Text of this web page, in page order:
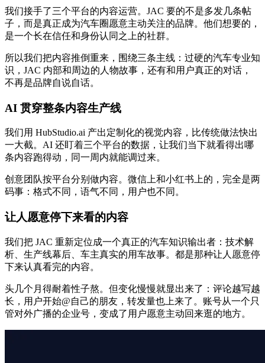
我们接手了三个平台的内容运营。JAC 要的不是多发几条帖
子，而是真正成为汽车圈愿意主动关注的品牌。他们想要的，
是一个长在信任和身份认同之上的社群。
所以我们把内容推倒重来，围绕三条主线：过硬的汽车专业知
识，JAC 内部和周边的人物故事，还有和用户真正的对话，
不再是品牌自说自话。
AI 贯穿整条内容生产线
我们用 HubStudio.ai 产出定制化的视觉内容，比传统做法快出
一大截。AI 还盯着三个平台的数据，让我们当下就看得出哪
条内容跑得动，同一周内就能调过来。
创意团队按平台分别做内容。微信上和小红书上的，完全是两
码事：格式不同，语气不同，用户也不同。
让人愿意停下来看的内容
我们把 JAC 重新定位成一个真正的汽车知识输出者：技术解
析、生产线幕后、车主真实的用车故事。都是那种让人愿意停
下来认真看完的内容。
头几个月得耐着性子熬。但变化慢慢就显出来了：评论越写越
长，用户开始@自己的朋友，转发量也上来了。账号从一个只
管对外广播的企业号，变成了用户愿意主动回来逛的地方。